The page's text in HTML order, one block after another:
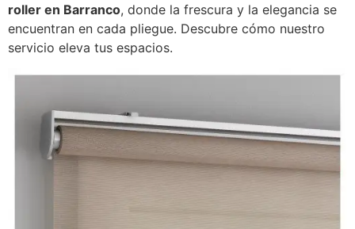
roller en Barranco, donde la frescura y la elegancia se
encuentran en cada pliegue. Descubre cómo nuestro
servicio eleva tus espacios.